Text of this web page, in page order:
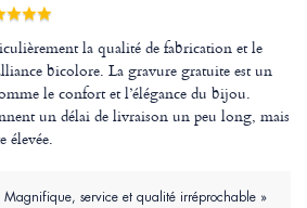
la qualité de fabrication et le
bicolore. La gravure gratuite est un
le confort et l’élégance du bijou.
un délai de livraison un peu long, mais
élevée.
Magnifique, service et qualité irréprochable »